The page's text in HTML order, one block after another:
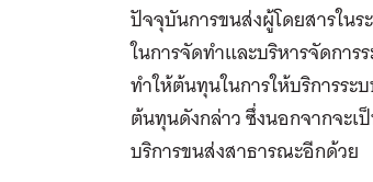
ปัจจุบันการขนส่งผู้โดยสารใน
ในการจัดทำและบริหารจัดกา
ทำให้ต้นทุนในการให้บริการร
ต้นทุนดังกล่าว ซึ่งนอกจากจะเ
บริการขนส่งสาธารณะอีกด้วย